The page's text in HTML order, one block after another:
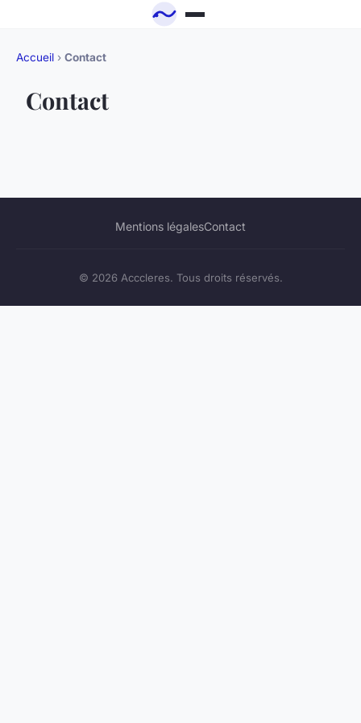
Accueil › Contact
Contact
Mentions légalesContact
© 2026 Acccleres. Tous droits réservés.